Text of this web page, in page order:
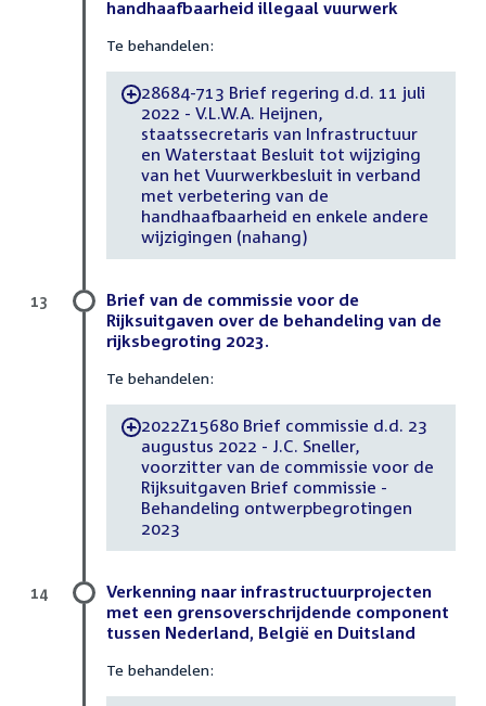
handhaafbaarheid illegaal vuurwerk
Te behandelen:
-28684-713 Brief regering d.d. 11 juli
2022 - V.L.W.A. Heijnen,
staatssecretaris van Infrastructuur
en Waterstaat Besluit tot wijziging
van het Vuurwerkbesluit in verband
met verbetering van de
handhaafbaarheid en enkele andere
wijzigingen (nahang)
Brief van de commissie voor de
Rijksuitgaven over de behandeling van de
rijksbegroting 2023.
Te behandelen:
-2022Z15680 Brief commissie d.d. 23
augustus 2022 - J.C. Sneller,
voorzitter van de commissie voor de
Rijksuitgaven Brief commissie -
Behandeling ontwerpbegrotingen
2023
13
Verkenning naar infrastructuurprojecten
met een grensoverschrijdende component
tussen Nederland, België en Duitsland
Te behandelen:
14